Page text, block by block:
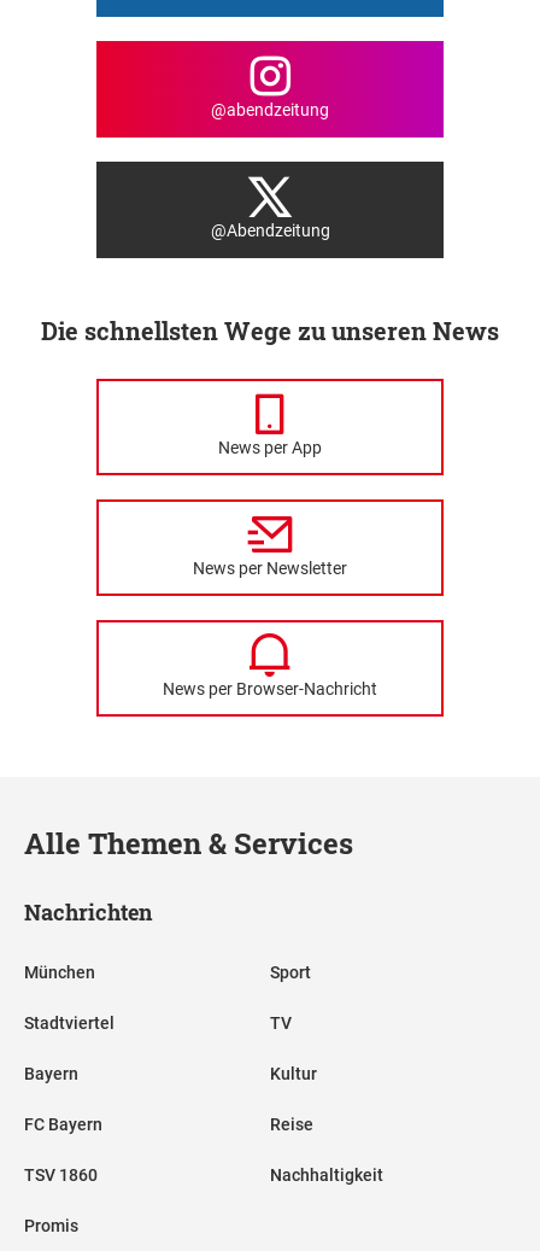
@abendzeitung
@Abendzeitung
Die schnellsten Wege zu unseren News
News per App
News per Newsletter
News per Browser-Nachricht
Alle Themen & Services
Nachrichten
München
Stadtviertel
Bayern
FC Bayern
TSV 1860
Promis
Sport
TV
Kultur
Reise
Nachhaltigkeit